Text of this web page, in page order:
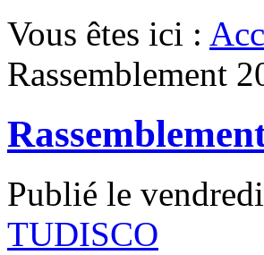
Vous êtes ici :
Rassemblement
Publié le
TUDISCO